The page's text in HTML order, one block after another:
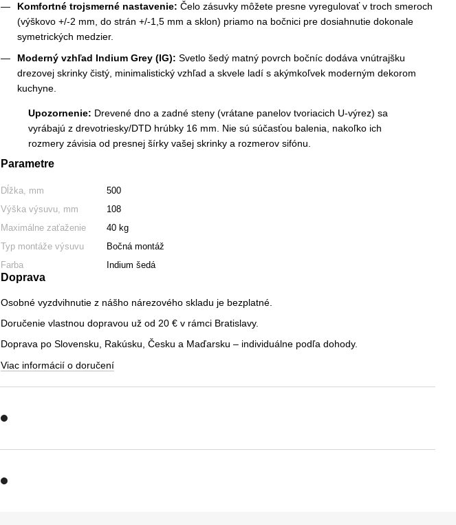
Komfortné trojsmerné nastavenie: Čelo zásuvky môžete presne vyregulovať v troch smeroch
(výškovo +/-2 mm, do strán +/-1,5 mm a sklon) priamo na bočnici pre dosiahnutie dokonale
symetrických medzier.
Moderný vzhľad Indium Grey (IG): Svetlo šedý matný povrch bočníc dodáva vnútrajšku
drezovej skrinky čistý, minimalistický vzhľad a skvele ladí s akýmkoľvek moderným dekorom
kuchyne.
Upozornenie: Drevené dno a zadné steny (vrátane panelov tvoriacich U-výrez) sa
vyrábajú z drevotriesky/DTD hrúbky 16 mm. Nie sú súčasťou balenia, nakoľko ich
rozmery závisia od presnej šírky vašej skrinky a rozmerov sifónu.
Parametre
Dĺžka, mm
500
Výška výsuvu, mm
108
Maximálne zaťaženie
40 kg
Typ montáže výsuvu
Bočná montáž
Farba
Indium šedá
Doprava
Osobné vyzdvihnutie z nášho nárezového skladu je bezplatné.
Doručenie vlastnou dopravou už od 20 € v rámci Bratislavy.
Doprava po Slovensku, Rakúsku, Česku a Maďarsku – individuálne podľa dohody.
Viac informácií o doručení